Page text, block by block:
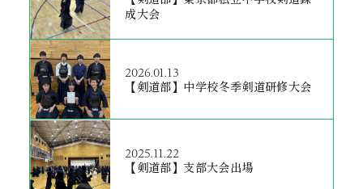
成大会
2026.01.13
【剣道部】中学校冬季剣道研修大会
2025.11.22
【剣道部】支部大会出場